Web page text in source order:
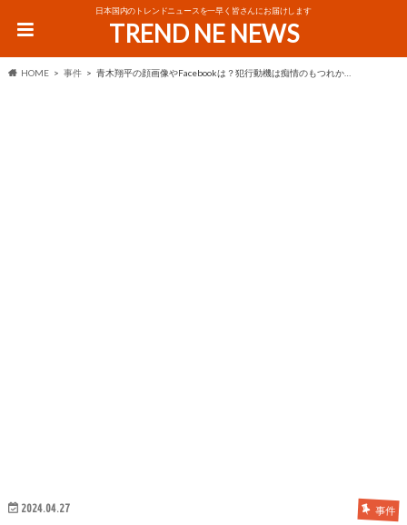
日本国内のトレンドニュースを一早く皆さんにお届けします
TREND NE NEWS
HOME 事件 青木翔平の顔画像やFacebookは？犯行動機は痴情のもつれか…
2024.04.27 事件